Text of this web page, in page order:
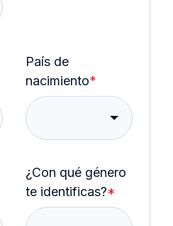
País de
nacimiento*
¿Con qué género
te identificas?*